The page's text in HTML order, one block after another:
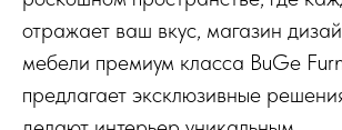
отражает ваш вкус, магазин
мебели премиум класса BuGe
предлагает эксклюзивные